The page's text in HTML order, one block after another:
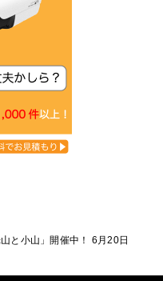
と小山」開催中！ 6月20日